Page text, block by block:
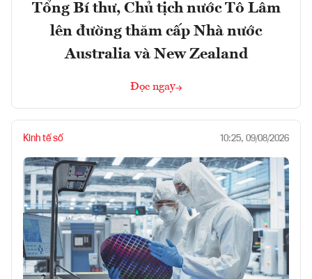
Tổng Bí thư, Chủ tịch nước Tô Lâm
lên đường thăm cấp Nhà nước
Australia và New Zealand
Đọc ngay
Kinh tế số 10:25, 09/08/2026